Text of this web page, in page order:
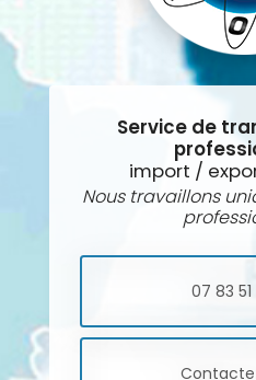
Service de
import /
Nous travaillons
07 83